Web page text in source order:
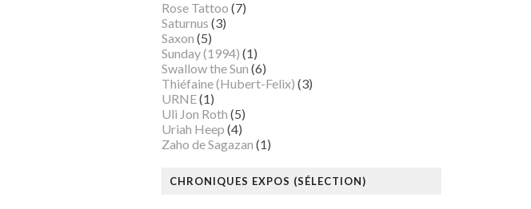
Rose Tattoo (7)
Saturnus (3)
Saxon (5)
Sunday (1994) (1)
Swallow the Sun (6)
Thiéfaine (Hubert-Felix) (3)
URNE(1)
Uli Jon Roth (5)
Uriah Heep (4)
Zaho de Sagazan (1)
CHRONIQUES EXPOS (SÉLECTION)